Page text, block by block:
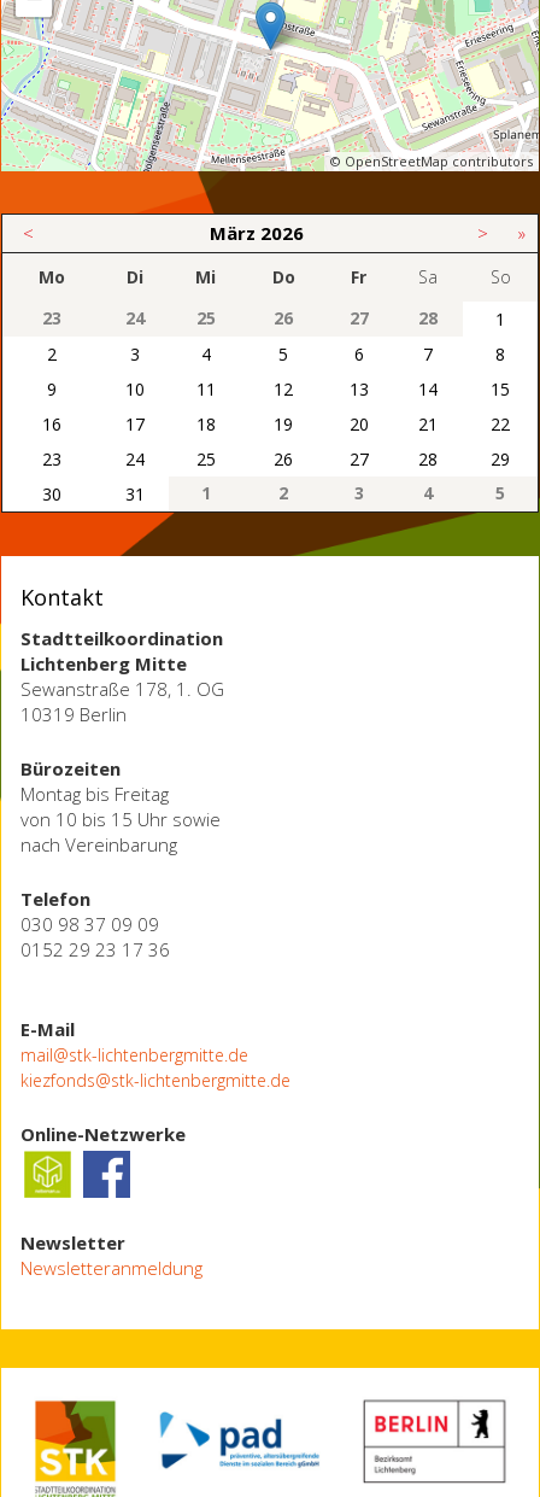
© OpenStreetMap contributors
< März 2026 > »
Mo Di Mi Do Fr Sa
So
23
24 25 26 27 28
1
2
3 4 5 6 7
8
9
10 11 12 13 14
15
16
17 18 19 20 21
22
23
24 25 26 27 28
29
30
31 1 2 3 4 5
Kontakt
Stadtteilkoordination
Lichtenberg Mitte
Sewanstraße 178, 1. OG
10319 Berlin
Bürozeiten
Montag bis Freitag
von 10 bis 15 Uhr sowie
nach Vereinbarung
Telefon
030 98 37 09 09
0152 29 23 17 36
E-Mail
mail@stk-lichtenbergmitte.de
kiezfonds@stk-lichtenbergmitte.de
Online-Netzwerke
Newsletter
Newsletteranmeldung